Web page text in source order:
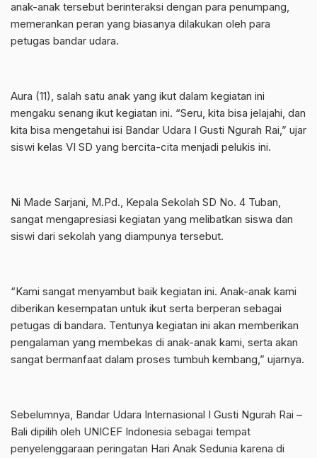
anak-anak tersebut berinteraksi dengan para penumpang,
memerankan peran yang biasanya dilakukan oleh para
petugas bandar udara.
Aura (11), salah satu anak yang ikut dalam kegiatan ini
mengaku senang ikut kegiatan ini. “Seru, kita bisa jelajahi, dan
kita bisa mengetahui isi Bandar Udara I Gusti Ngurah Rai,” ujar
siswi kelas VI SD yang bercita-cita menjadi pelukis ini.
Ni Made Sarjani, M.Pd., Kepala Sekolah SD No. 4 Tuban,
sangat mengapresiasi kegiatan yang melibatkan siswa dan
siswi dari sekolah yang diampunya tersebut.
“Kami sangat menyambut baik kegiatan ini. Anak-anak kami
diberikan kesempatan untuk ikut serta berperan sebagai
petugas di bandara. Tentunya kegiatan ini akan memberikan
pengalaman yang membekas di anak-anak kami, serta akan
sangat bermanfaat dalam proses tumbuh kembang,” ujarnya.
Sebelumnya, Bandar Udara Internasional I Gusti Ngurah Rai –
Bali dipilih oleh UNICEF Indonesia sebagai tempat
penyelenggaraan peringatan Hari Anak Sedunia karena di